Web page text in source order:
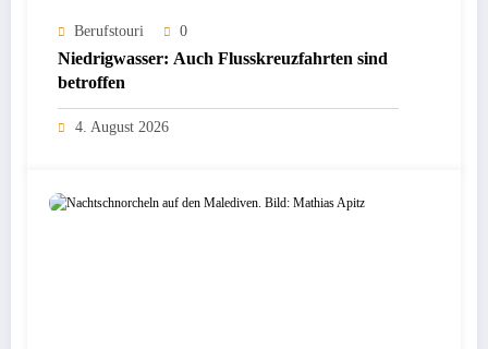
Berufstouri 0
Niedrigwasser: Auch Flusskreuzfahrten sind
betroffen
4. August 2026